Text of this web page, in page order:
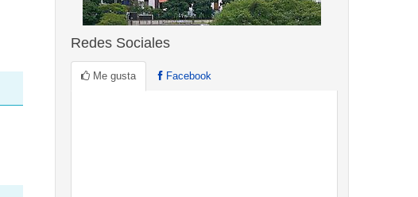
Redes Sociales
Me gusta Facebook